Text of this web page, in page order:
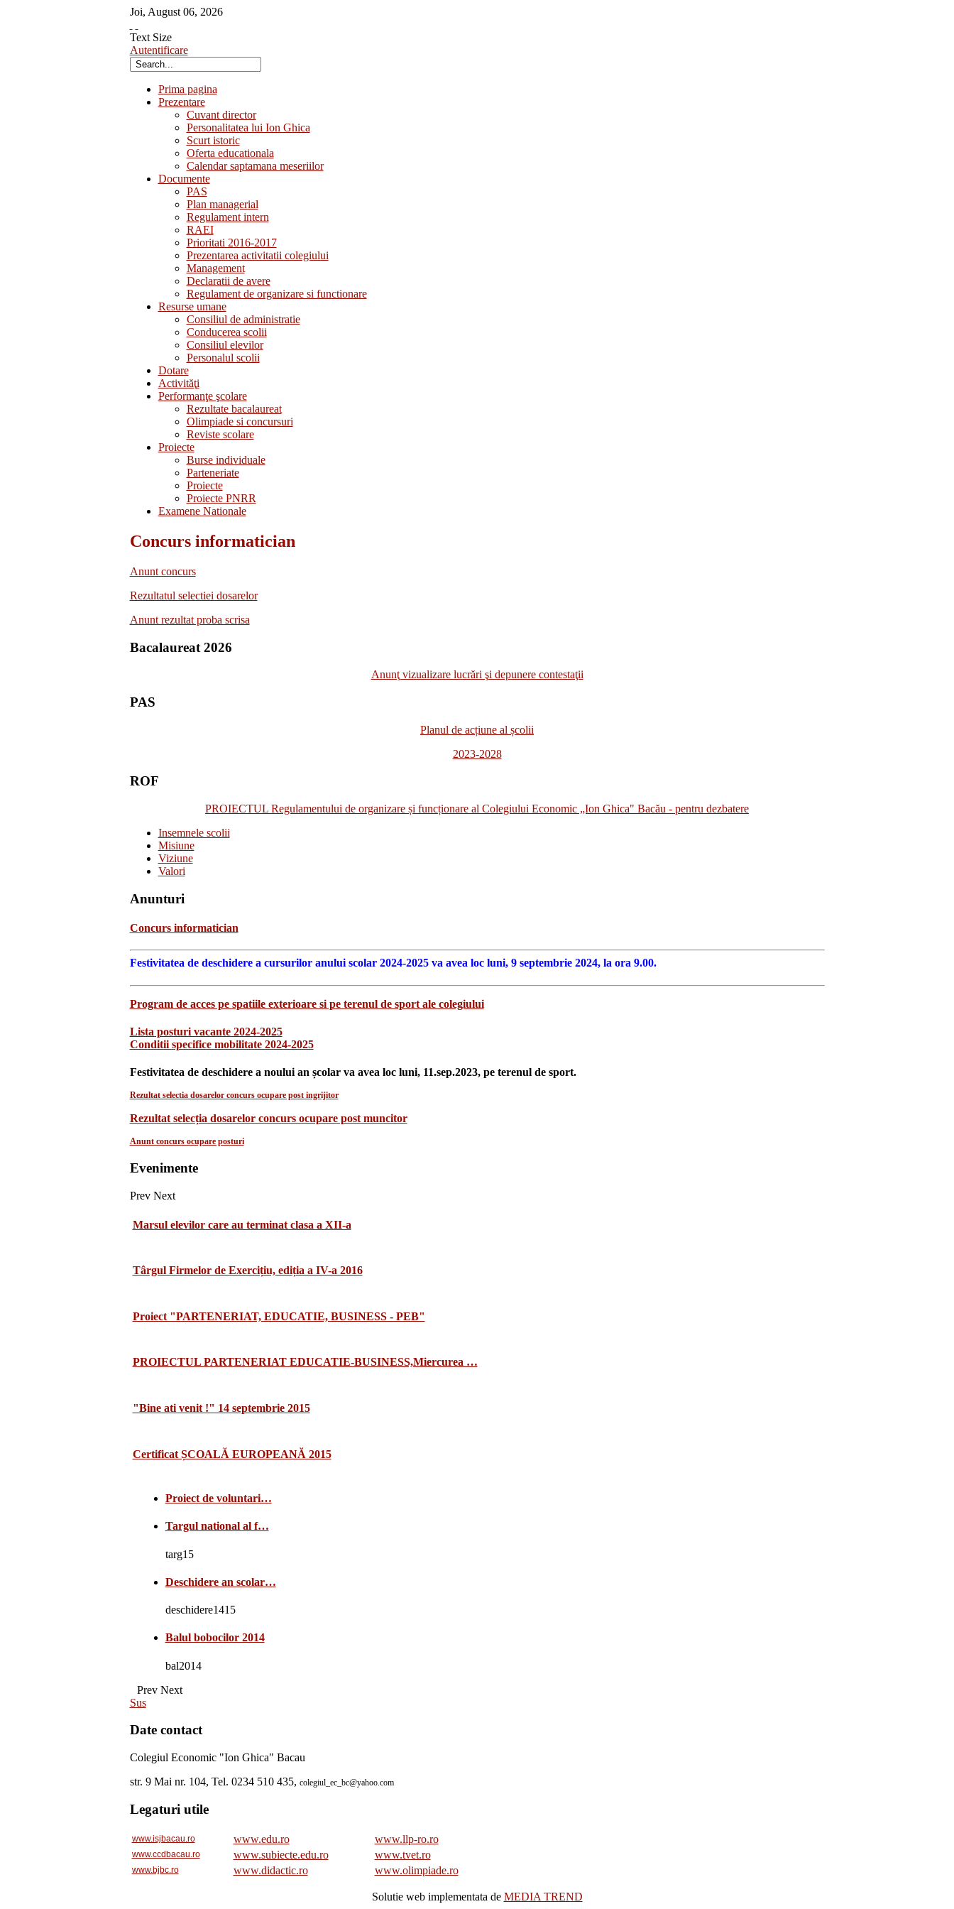
Joi, August 06, 2026
Text Size
Autentificare
Prima pagina
Prezentare
Cuvant director
Personalitatea lui Ion Ghica
Scurt istoric
Oferta educationala
Calendar saptamana meseriilor
Documente
PAS
Plan managerial
Regulament intern
RAEI
Prioritati 2016-2017
Prezentarea activitatii colegiului
Management
Declaratii de avere
Regulament de organizare si functionare
Resurse umane
Consiliul de administratie
Conducerea scolii
Consiliul elevilor
Personalul scolii
Dotare
Activităţi
Performanţe şcolare
Rezultate bacalaureat
Olimpiade si concursuri
Reviste scolare
Proiecte
Burse individuale
Parteneriate
Proiecte
Proiecte PNRR
Examene Nationale
Concurs informatician
Anunt concurs
Rezultatul selectiei dosarelor
Anunt rezultat proba scrisa
Bacalaureat 2026
Anunţ vizualizare lucrări şi depunere contestaţii
PAS
Planul de acțiune al școlii
2023-2028
ROF
PROIECTUL Regulamentului de organizare și funcționare al Colegiului Economic „Ion Ghica" Bacău - pentru dezbatere
Insemnele scolii
Misiune
Viziune
Valori
Anunturi
Concurs informatician
Festivitatea de deschidere a cursurilor anului scolar 2024-2025 va avea loc luni, 9 septembrie 2024, la ora 9.00.
Program de acces pe spatiile exterioare si pe terenul de sport ale colegiului
Lista posturi vacante 2024-2025
Conditii specifice mobilitate 2024-2025
Festivitatea de deschidere a noului an școlar va avea loc luni, 11.sep.2023, pe terenul de sport.
Rezultat selectia dosarelor concurs ocupare post ingrijitor
Rezultat selecția dosarelor concurs ocupare post muncitor
Anunt concurs ocupare posturi
Evenimente
Prev Next
Marsul elevilor care au terminat clasa a XII-a
Târgul Firmelor de Exercițiu, ediția a IV-a 2016
Proiect "PARTENERIAT, EDUCATIE, BUSINESS - PEB"
PROIECTUL PARTENERIAT EDUCATIE-BUSINESS,Miercurea …
"Bine ati venit !" 14 septembrie 2015
Certificat ȘCOALĂ EUROPEANĂ 2015
Proiect de voluntari…
Targul national al f…
targ15
Deschidere an scolar…
deschidere1415
Balul bobocilor 2014
bal2014
Prev Next
Sus
Date contact
Colegiul Economic "Ion Ghica" Bacau
str. 9 Mai nr. 104, Tel. 0234 510 435, colegiul_ec_bc@yahoo.com
Legaturi utile
www.isjbacau.ro www.edu.ro www.llp-ro.ro
www.ccdbacau.ro www.subiecte.edu.ro www.tvet.ro
www.bjbc.ro www.didactic.ro www.olimpiade.ro
Solutie web implementata de MEDIA TREND